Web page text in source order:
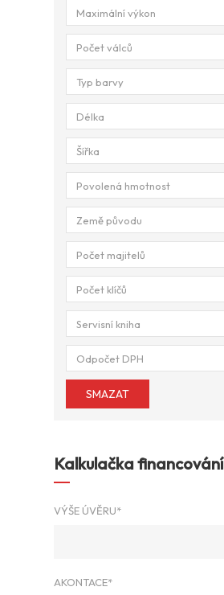
Maximální výkon
Počet válců
Typ barvy
Délka
Šířka
Povolená hmotnost
Země původu
Počet majitelů
Počet klíčů
Servisní kniha
Odpočet DPH
SMAZAT
Kalkulačka financování
VÝŠE ÚVĚRU*
AKONTACE*